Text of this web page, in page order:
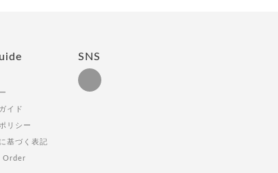
イド
リシー
基づく表記
Order
SNS